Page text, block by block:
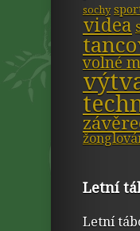
sochy
videa
volné
Letní
Letní